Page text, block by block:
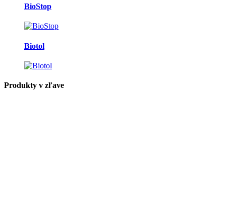
BioStop
Biotol
Produkty v zľave